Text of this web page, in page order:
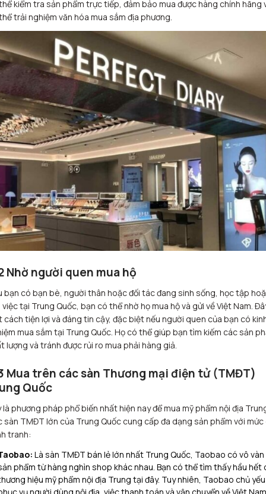
kiểm tra sản phẩm trực tiếp, đảm bảo mua được hàng chính hãng
trải nghiệm văn hóa mua sắm địa phương.
Nhờ người quen mua hộ
bạn có bạn bè, người thân hoặc đối tác đang sinh sống, học tập
việc tại Trung Quốc, bạn có thể nhờ họ mua hộ và gửi về Việt Nam.
cách tiện lợi và đáng tin cậy, đặc biệt nếu người quen của bạn có
mua sắm tại Trung Quốc. Họ có thể giúp bạn tìm kiếm các sản
lượng và tránh được rủi ro mua phải hàng giả.
Mua trên các sàn Thương mại điện tử (TMĐT)
Quốc
là phương pháp phổ biến nhất hiện nay để mua mỹ phẩm nội địa
sàn TMĐT lớn của Trung Quốc cung cấp đa dạng sản phẩm với mức
tranh:
Là sàn TMĐT bán lẻ lớn nhất Trung Quốc, Taobao có vô vàn
phẩm từ hàng nghìn shop khác nhau. Bạn có thể tìm thấy hầu hết
hiệu mỹ phẩm nội địa Trung tại đây. Tuy nhiên, Taobao chủ yếu